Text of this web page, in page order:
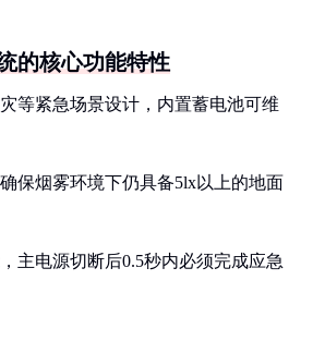
的核心功能特性
等紧急场景设计，内置蓄电池可维
保烟雾环境下仍具备5lx以上的地面
主电源切断后0.5秒内必须完成应急